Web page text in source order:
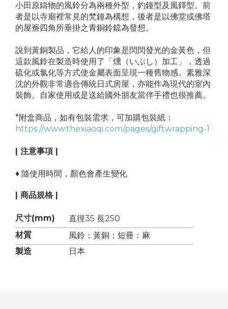
小田原鑄物的風鈴分為兩種外型，釣鐘型及風鐸型。前
者是以寺廟裡常見的梵鐘為構想，後者是以佛堂或佛塔
的屋簷四角所垂掛之青銅鈴鐺為發想。
說到黃銅製品，它給人的印象是閃閃發光的金黃色，但
這款風鈴在製造時使用了「燻（いぶし）加工」，透過
硫化或氯化等方式使金屬表面呈現一種舊物感。素雅深
沈的外觀非常適合傳統日式房屋，亦能作為現代的室內
裝飾。自家使用或是送給國外朋友當伴手禮也很推薦。
*附盒商品，如有包裝需求，可加購包裝紙：
https://www.thexiaoqi.com/pages/giftwrapping-1
| 注意事項 |
♦ 隨使用時間，顏色會產生變化
| 商品規格 |
尺寸(mm)
直徑35 長250
材質
風鈴：黃銅；短冊：麻
製造
日本